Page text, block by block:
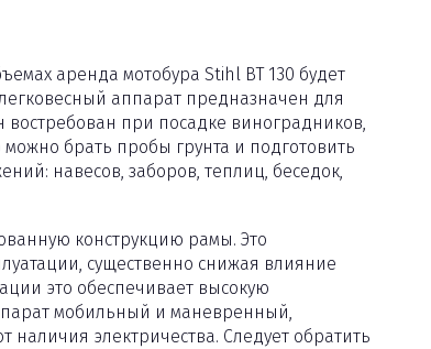
аренда мотобура Stihl BT 130 будет
аппарат предназначен для
при посадке виноградников,
брать пробы грунта и подготовить
навесов, заборов, теплиц, беседок,
конструкцию рамы. Это
существенно снижая влияние
это обеспечивает высокую
мобильный и маневренный,
электричества. Следует обратить